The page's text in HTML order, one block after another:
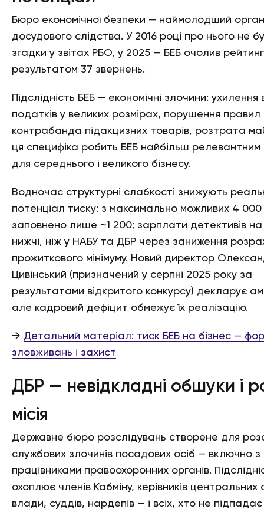
Бюро економічної безпеки — наймолодший орган
досудового слідства. У 2016 році про нього не
згадки у звітах РБО, у 2025 — БЕБ очолив
результатом 37 звернень.
Підслідність БЕБ — економічні злочини: ухилення
податків у великих розмірах, порушення правил
контрабанда підакцизних товарів, розтрата
ця специфіка робить БЕБ найбільш релевантним
для середнього і великого бізнесу.
Водночас структурні слабкості знижують
потенціал тиску: з максимально можливих 4
заповнено лише ~1 200; зарплати детективів
нижчі, ніж у НАБУ та ДБР через заниження
прожиткового мінімуму. Новий директор
Цивінський (призначений у серпні 2025 року за
результатами відкритого конкурсу) декларує
але кадровий дефіцит обмежує їх реалізацію.
→ Детальний матеріал: тиск БЕБ на бізнес —
зловживань і захист
ДБР — невідкладні обшуки і
місія
Державне бюро розслідувань створене для
службових злочинів посадових осіб — включно з
працівниками правоохоронних органів.
охоплює членів Кабміну, керівників центральних
влади, суддів, нардепів — і всіх, хто не підпадає